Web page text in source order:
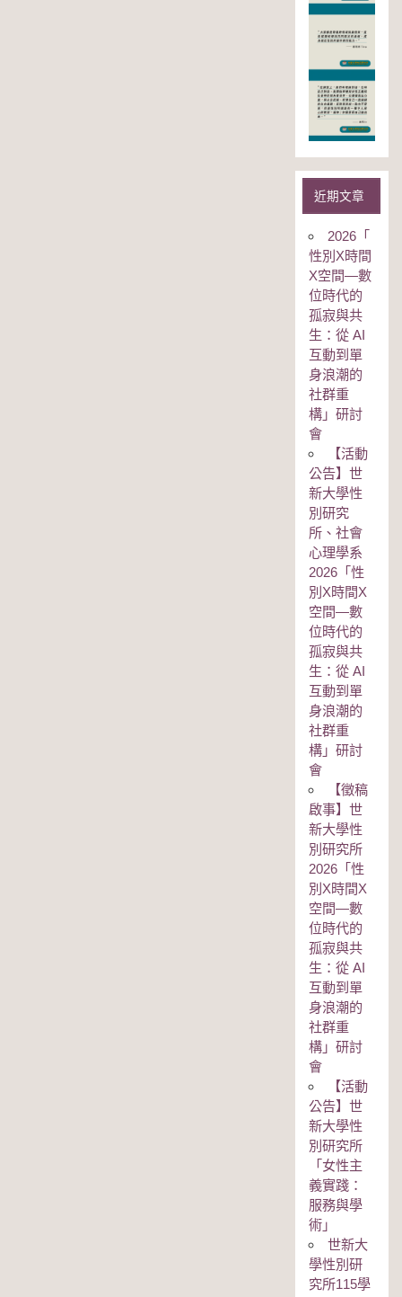
近期文章
2026「
性別Χ時間
Χ空間—數
位時代的
孤寂與共
生：從 AI
互動到單
身浪潮的
社群重
構」研討
會
【活動
公告】世
新大學性
別研究
所、社會
心理學系
2026「性
別Χ時間Χ
空間—數
位時代的
孤寂與共
生：從 AI
互動到單
身浪潮的
社群重
構」研討
會
【徵稿
啟事】世
新大學性
別研究所
2026「性
別Χ時間Χ
空間—數
位時代的
孤寂與共
生：從 AI
互動到單
身浪潮的
社群重
構」研討
會
【活動
公告】世
新大學性
別研究所
「女性主
義實踐：
服務與學
術」
世新大
學性別研
究所115學